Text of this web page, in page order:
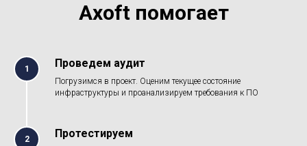
Axoft помогает
1 Проведем аудит
Погрузимся в проект. Оценим текущее состояние
инфраструктуры и проанализируем требования к ПО
2 Протестируем